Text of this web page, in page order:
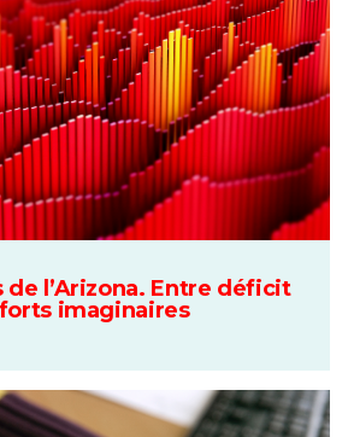
de l’Arizona. Entre déficit
imaginaires